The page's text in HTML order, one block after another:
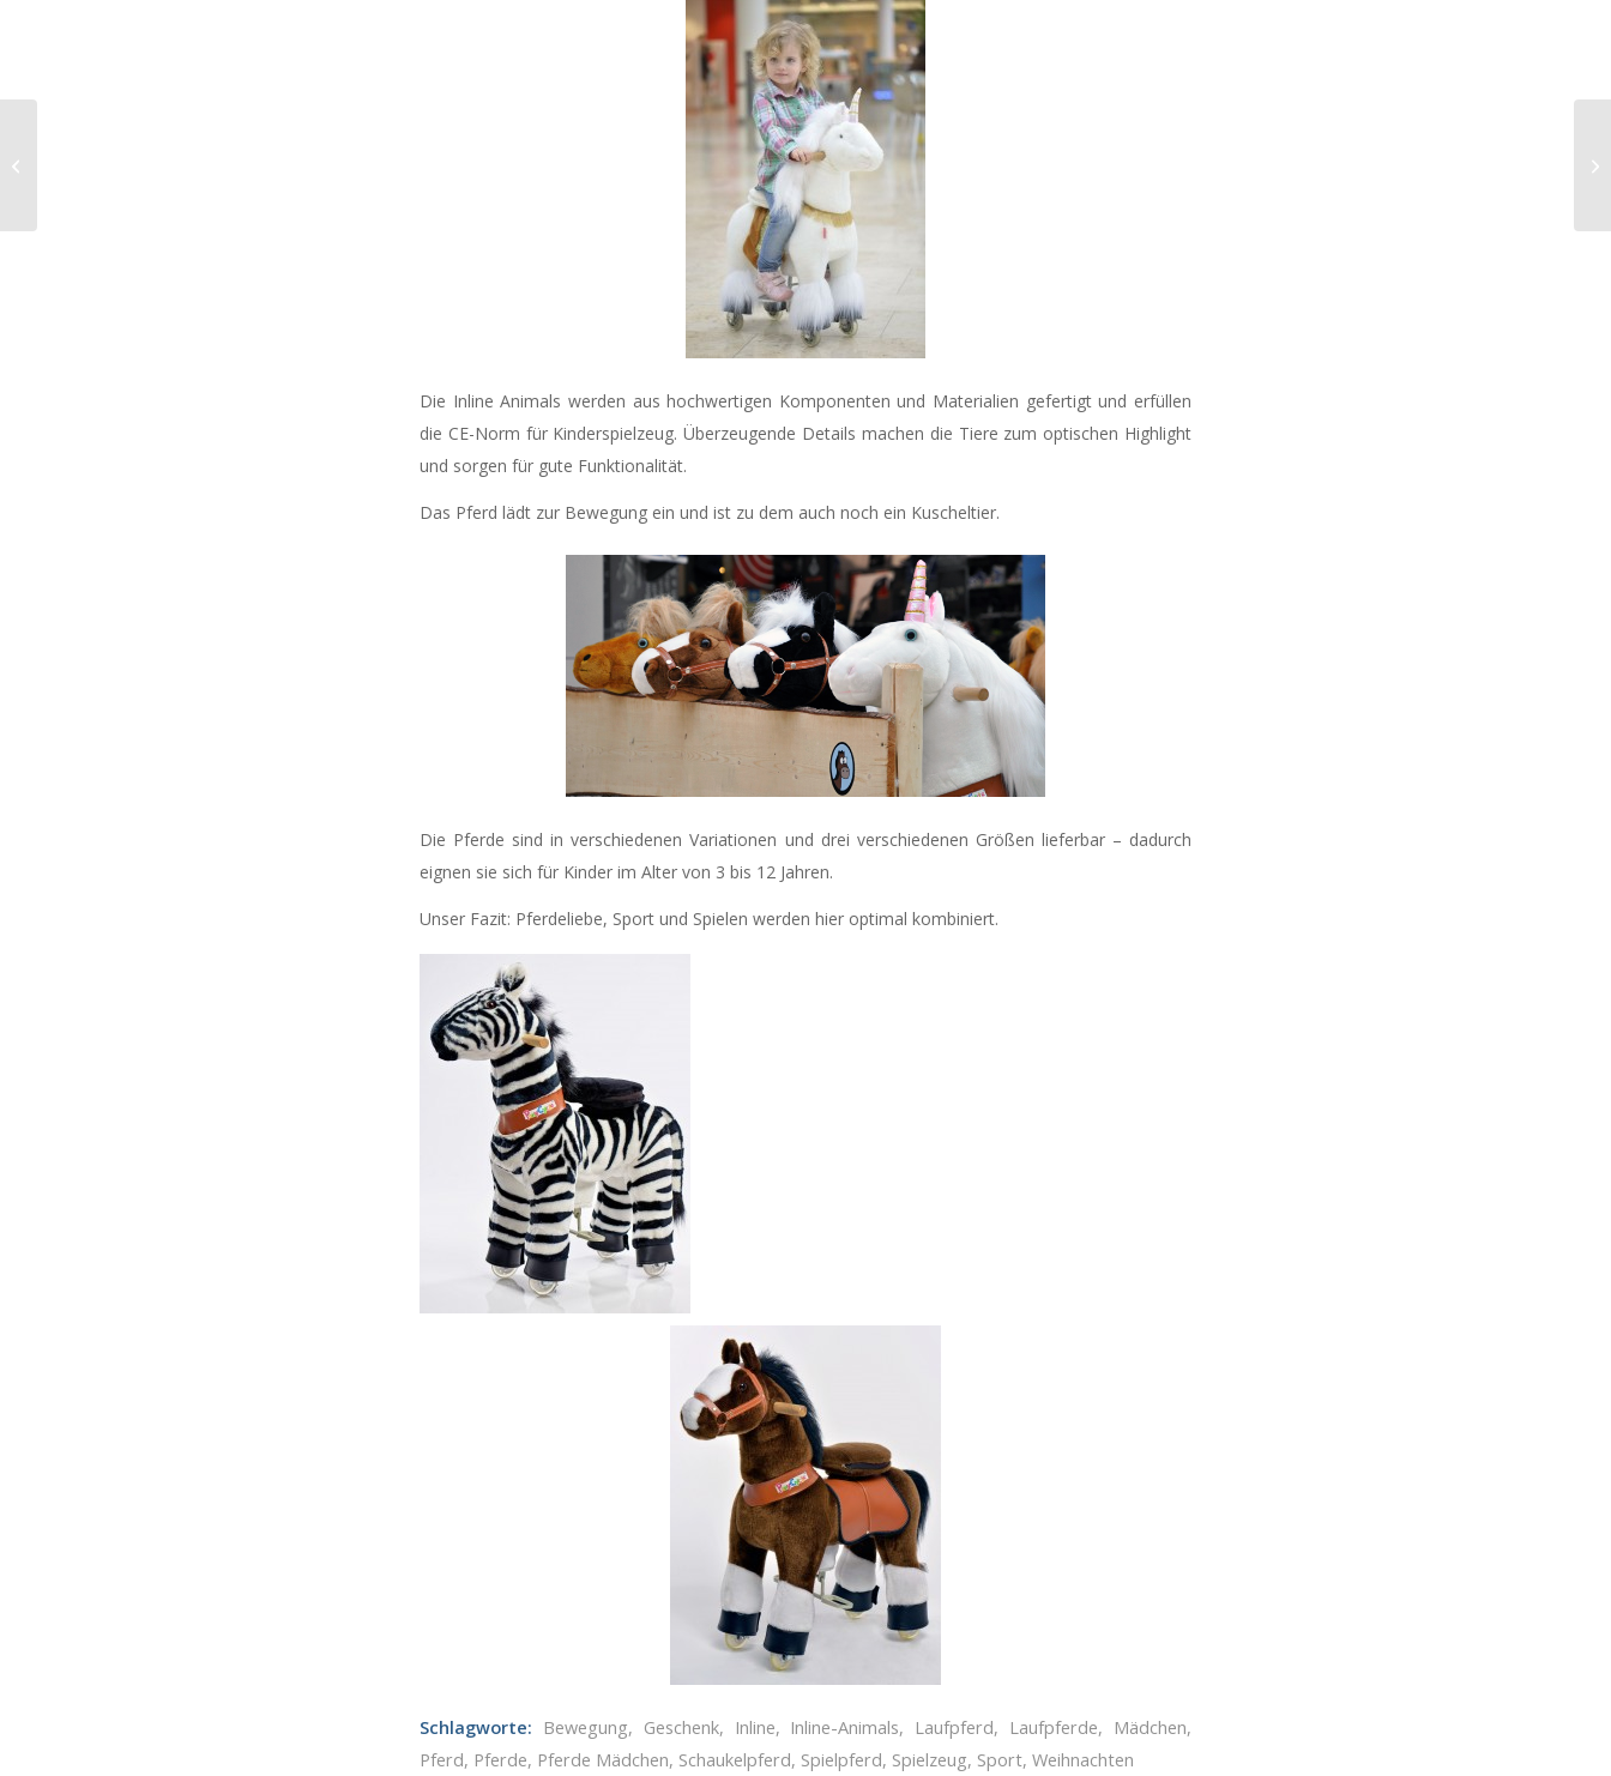
Die Inline Animals werden aus hochwertigen Komponenten und Materialien gefertigt und erfüllen
die CE-Norm für Kinderspielzeug. Überzeugende Details machen die Tiere zum optischen Highlight
und sorgen für gute Funktionalität.
Das Pferd lädt zur Bewegung ein und ist zu dem auch noch ein Kuscheltier.
Die Pferde sind in verschiedenen Variationen und drei verschiedenen Größen lieferbar – dadurch
eignen sie sich für Kinder im Alter von 3 bis 12 Jahren.
Unser Fazit: Pferdeliebe, Sport und Spielen werden hier optimal kombiniert.
Schlagworte: Bewegung, Geschenk, Inline, Inline-Animals, Laufpferd, Laufpferde, Mädchen,
Pferd, Pferde, Pferde Mädchen, Schaukelpferd, Spielpferd, Spielzeug, Sport, Weihnachten